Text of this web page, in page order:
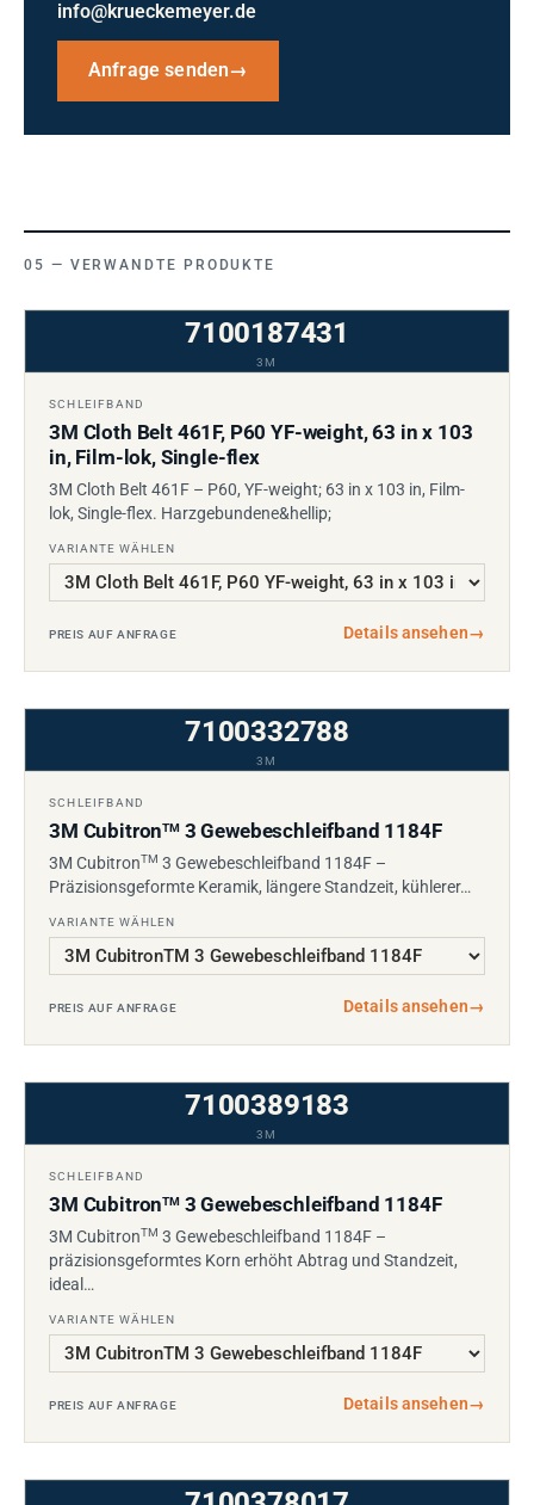
info@krueckemeyer.de
Anfrage senden→
VERWANDTE PRODUKTE
7100187431
3M
SCHLEIFBAND
3M Cloth Belt 461F, P60 YF-weight, 63 in x 103
in, Film-lok, Single-flex
3M Cloth Belt 461F – P60, YF-weight; 63 in x 103 in, Film-
lok, Single-flex. Harzgebundene&hellip;
VARIANTE WÄHLEN
PREIS AUF ANFRAGE Details ansehen→
7100332788
3M
SCHLEIFBAND
3M CubitronTM3 Gewebeschleifband 1184F
3M CubitronTM 3 Gewebeschleifband 1184F –
Präzisionsgeformte Keramik, längere Standzeit, kühlerer…
VARIANTE WÄHLEN
PREIS AUF ANFRAGE Details ansehen→
7100389183
3M
SCHLEIFBAND
3M CubitronTM3 Gewebeschleifband 1184F
3M CubitronTM 3 Gewebeschleifband 1184F –
präzisionsgeformtes Korn erhöht Abtrag und Standzeit,
ideal…
VARIANTE WÄHLEN
PREIS AUF ANFRAGE Details ansehen→